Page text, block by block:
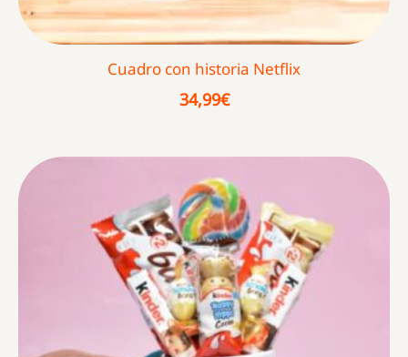
Cuadro con historia Netflix
34,99€